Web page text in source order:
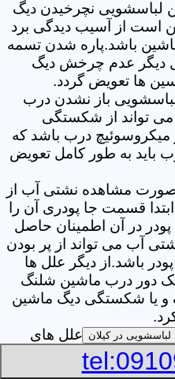
نچرخیدن دیگ
است از آسیب دیدگی برد
ماشین باشد.پاره شدن تسمه
دیگر عدم چرخش دیگ
ها تعویض گردد.
باز نشدن درب
تواند از شکستگی
میکروسوئیچ درب باشد که
به طور کامل تعویض
مشاهده نشتی آب از
قسمت جا پودری آن را
پودر در آن اطمینان حاصل
آب می تواند از پر بودن
باشد.از دیگر علل ها
دور درب ماشین شلنگ
و یا شکستگی دیگ ماشین
از بیشترین علل های
ماشین های
آن ها بیش از حد ظرفیت
لباسشویی در کیلان